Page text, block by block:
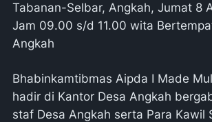
Tabanan-Selbar, Angkah, Jumat 8
Jam 09.00 s/d 11.00 wita
Angkah
Bhabinkamtibmas Aipda I Made
hadir di Kantor Desa Angkah
staf Desa Angkah serta Para Kawil